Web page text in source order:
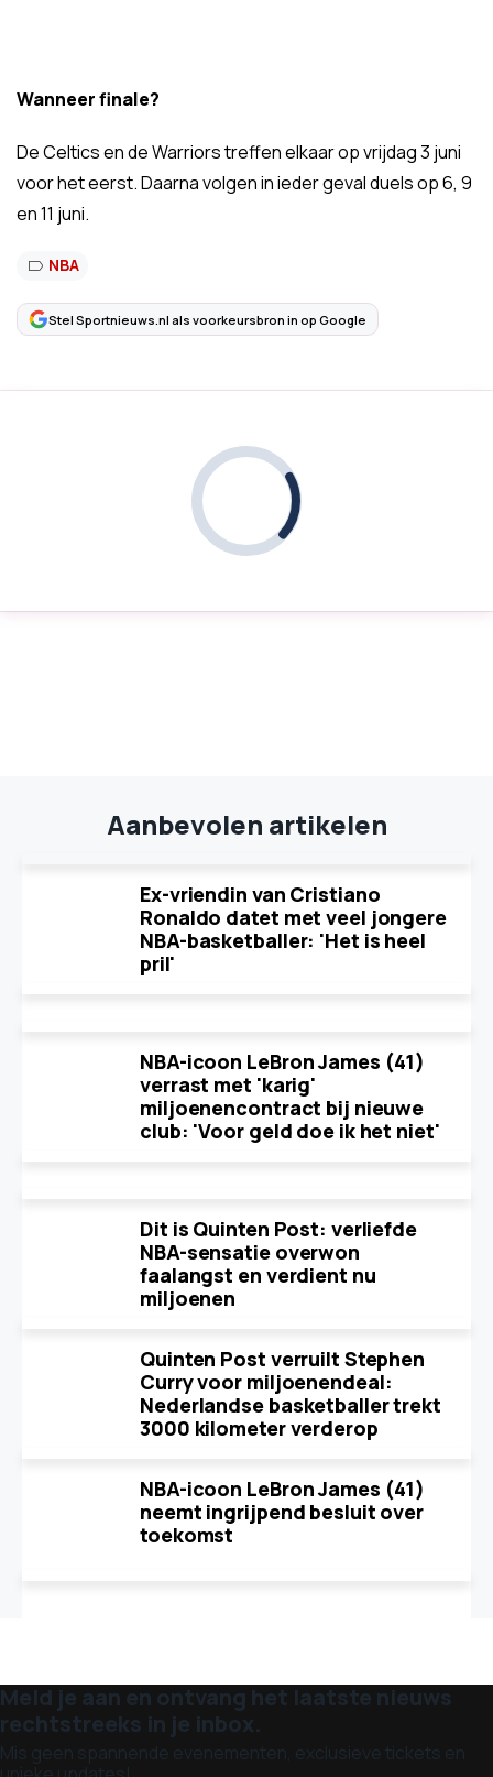
Wanneer finale?
De Celtics en de Warriors treffen elkaar op vrijdag 3 juni
voor het eerst. Daarna volgen in ieder geval duels op 6, 9
en 11 juni.
NBA
Stel Sportnieuws.nl als voorkeursbron in op Google
Aanbevolen artikelen
Ex-vriendin van Cristiano
Ronaldo datet met veel jongere
NBA-basketballer: 'Het is heel
pril'
NBA-icoon LeBron James (41)
verrast met 'karig'
miljoenencontract bij nieuwe
club: 'Voor geld doe ik het niet'
Dit is Quinten Post: verliefde
NBA-sensatie overwon
faalangst en verdient nu
miljoenen
Quinten Post verruilt Stephen
Curry voor miljoenendeal:
Nederlandse basketballer trekt
3000 kilometer verderop
NBA-icoon LeBron James (41)
neemt ingrijpend besluit over
toekomst
Meld je aan en ontvang het laatste nieuws
rechtstreeks in je inbox.
Mis geen spannende evenementen, exclusieve tickets en